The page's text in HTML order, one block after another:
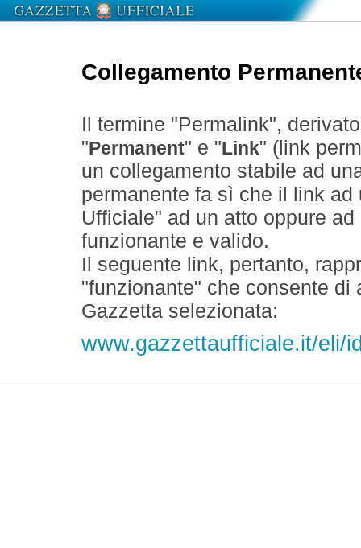
Collegamento
Il termine "Permalink",
" Permanent" e " Link" (link
un collegamento stabile ad
permanente fa sì che il link
Ufficiale" ad un atto oppure
funzionante e valido.
Il seguente link, pertanto,
"funzionante" che consente
Gazzetta selezionata:
www.gazzettaufficiale.it/eli/